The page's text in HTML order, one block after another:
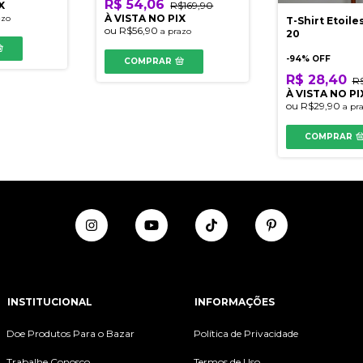
R$ 54,06 R$169,90
À VISTA NO PIX
ou R$56,90a prazo
COMPRAR
T-Shirt
20
-94% OFF
R$ 28,40
À VISTA NO
ou R$29,90 a
COMPRAR
INSTITUCIONAL
Doe Produtos Para o Bazar
INFORMAÇÕES
Política de Privacidade